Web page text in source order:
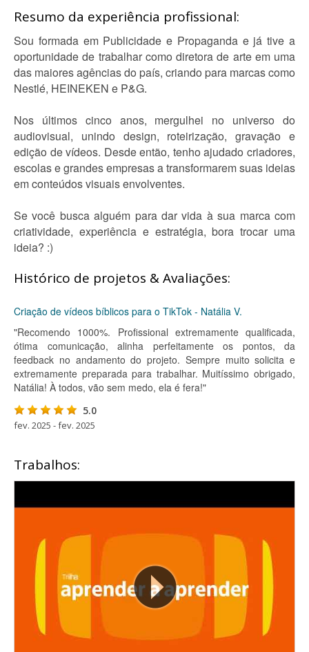
Resumo da experiência profissional:
Sou formada em Publicidade e Propaganda e já tive a
oportunidade de trabalhar como diretora de arte em uma
das maiores agências do país, criando para marcas como
Nestlé, HEINEKEN e P&G.
Nos últimos cinco anos, mergulhei no universo do
audiovisual, unindo design, roteirização, gravação e
edição de vídeos. Desde então, tenho ajudado criadores,
escolas e grandes empresas a transformarem suas ideias
em conteúdos visuais envolventes.
Se você busca alguém para dar vida à sua marca com
criatividade, experiência e estratégia, bora trocar uma
ideia? :)
Histórico de projetos & Avaliações:
Criação de vídeos bíblicos para o TikTok - Natália V.
"Recomendo 1000%. Profissional extremamente qualificada,
ótima comunicação, alinha perfeitamente os pontos, da
feedback no andamento do projeto. Sempre muito solicita e
extremamente preparada para trabalhar. Muitíssimo obrigado,
Natália! À todos, vão sem medo, ela é fera!"
5.0
fev. 2025 - fev. 2025
Trabalhos: